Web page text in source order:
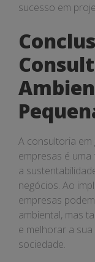
sucesso em
A consultoria
empresas é
a
negócios. Ao
empresas
ambiental, mas
e melhorar a
sociedade.